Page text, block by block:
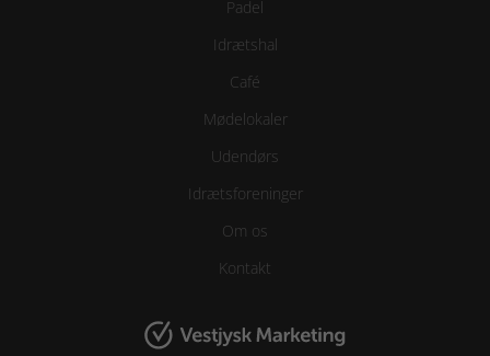
Padel
Idrætshal
Café
Mødelokaler
Udendørs
Idrætsforeninger
Om os
Kontakt